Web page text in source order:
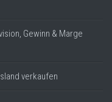
Gewinn & Marge
verkaufen